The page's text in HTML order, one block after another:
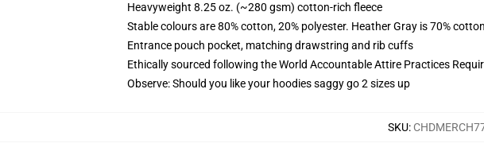
Heavyweight 8.25 oz. (~280 gsm) cotton-rich fleece
Stable colours are 80% cotton, 20% polyester. Heather Gray is 70%
Entrance pouch pocket, matching drawstring and rib cuffs
Ethically sourced following the World Accountable Attire Practices
Observe: Should you like your hoodies saggy go 2 sizes up
SKU: